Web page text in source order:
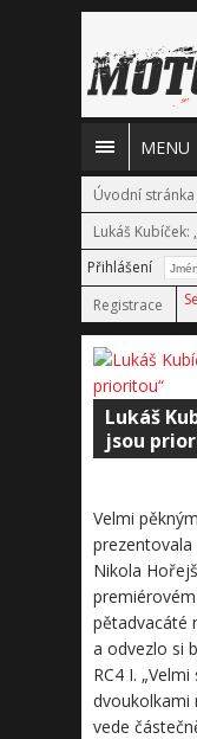
MENU
Úvodní stránka
Lukáš
Přihlášení
Registrace
Lukáš
jsou
Velmi
prezentovala
Nikola
pětadvacáté
a odvezlo si
RC4 I.
dvoukolkami
vede